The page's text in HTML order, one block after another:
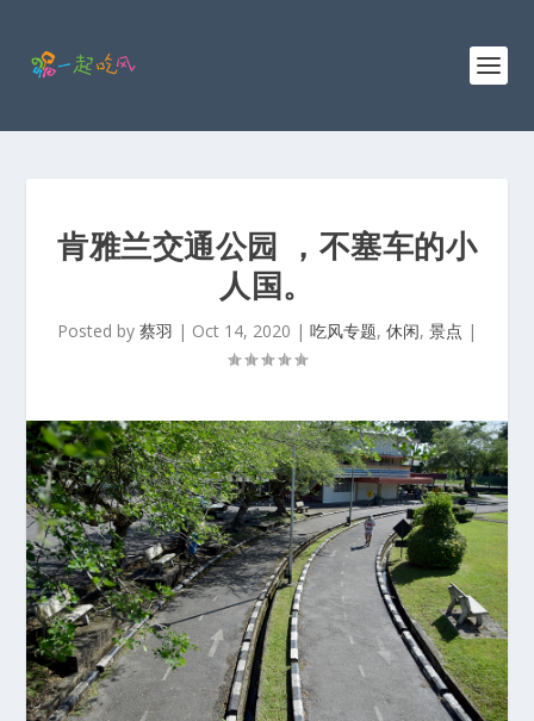
肯雅兰交通公园 ，不塞车的小
人国。
Posted by 蔡羽 | Oct 14, 2020 | 吃风专题, 休闲, 景点 |